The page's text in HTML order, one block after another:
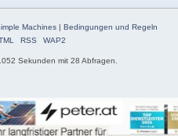
Machines| Bedingungen und Regeln
RSS WAP2
Sekunden mit 28 Abfragen.